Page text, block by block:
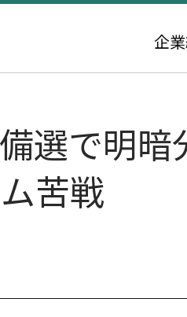
企業
選で明
苦戦